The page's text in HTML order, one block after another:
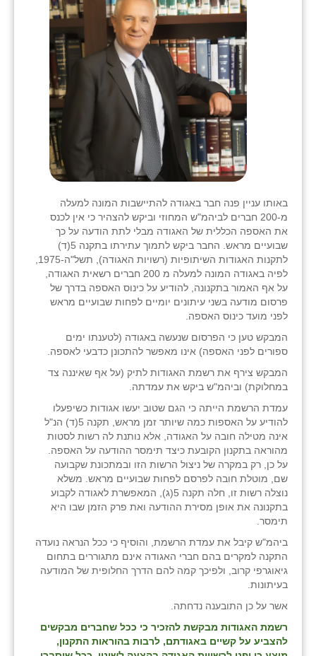
באותו עניין פנה חבר באגודה להתיישבות המונה למעלה
מ-200 חברים לביהמ"ש המחוזי וביקש להצהיר כי אין לכנס
את האספה הכללית של האגודה מבלי לתת הודעה על כך
שבועיים מראש. החבר ביקש לתמוך עתירתו בתקנה 5(ד)
לפיה באגודה המונה למעלה מ 200 חברים רשאית האגודה,
על אף האמור בתקנונה, להודיע על כינוס האספה בדרך של
פרסום מודעה בשני עיתונים יומיים לפחות שבועיים מראש
לפני מועד כינוס האספה.
המבקש טען כי הפרסום שנעשה באגודה (לטענתו ימים
ספורים לפני האספה) אינו מאפשר להתכונן כדבעי לאספה.
המבקש צירף את רשמת האגודות לתיק (על אף שאיננה צד
במחלוקת) וביהמ"ש ביקש את עמדתה.
עמדת הרשמת הייתה כי הגם שטוב יעשו אגודות כשיפעלו
להודיע על האספות כמה שיותר זמן מראש, תקנה 5(ד) הנ"ל
אינה מטילה חובה על האגודה, אלא נותנת לה רשות לסטות
מהוראה בתקנון הקובעת כיצד תימסר ההודעה על האספה.
על כן, רק במקרה של ניצול הרשות הזו ובמתכונת שקבועה
שם, מוטלת חובה לפרסם לפחות שבועיים מראש. משלא
נוצלה רשות זו, חלה תקנה 5(ג), המאפשרת לאגודה לקבוע
בתקנונה את אופן מסירת ההודעה ואת פרק הזמן שבו היא
תימסר.
ביהמ"ש קיבל את עמדת הרשמת, והוסיף כי ככל הנראה נועדה
התקנה למקרים בהם חברי האגודה אינם מתגוררים בתחום
גיאוגרפי קרוב, ולפיכך קמה להם הדרך החלופית של המודעה
בעיתונות.
אשר על כן התובענה נדחתה.
רשמת האגודות מבקשת להזכיר כי ככל שחברים מבקשים
להצביע על קשיים באגודתם, לרבות בהוראות התקנון,